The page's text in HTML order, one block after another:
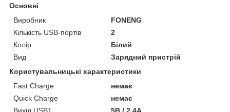
Основні
Виробник
FONENG
Кількість USB-портів
2
Колір
Білий
Вид
Зарядний пристрій
Користувальницькі характеристики
Fast Charge
немає
Quick Charge
немає
Вихід USB1
5В / 2.4A